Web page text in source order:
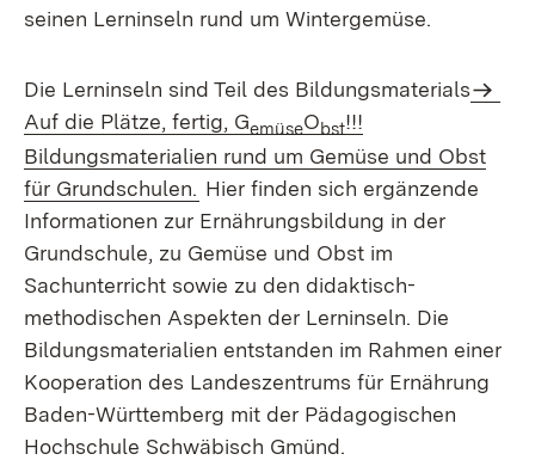
seinen Lerninseln rund um Wintergemüse.
Die Lerninseln sind Teil des Bildungsmaterials
Auf die Plätze, fertig, GemüseObst!!!
Bildungsmaterialien rund um Gemüse und Obst
für Grundschulen. Hier finden sich ergänzende
Informationen zur Ernährungsbildung in der
Grundschule, zu Gemüse und Obst im
Sachunterricht sowie zu den didaktisch-
methodischen Aspekten der Lerninseln. Die
Bildungsmaterialien entstanden im Rahmen einer
Kooperation des Landeszentrums für Ernährung
Baden-Württemberg mit der Pädagogischen
Hochschule Schwäbisch Gmünd.